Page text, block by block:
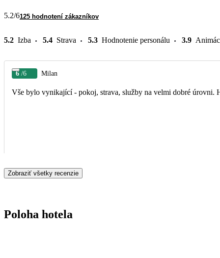
5.2/6125 hodnotení zákazníkov
5.2 Izba 5.4 Strava 5.3 Hodnotenie personálu 3.9
6 /6 Milan
Vše bylo vynikající - pokoj, strava, služby na velmi dobré úrovni.
Zobraziť všetky recenzie
Poloha hotela